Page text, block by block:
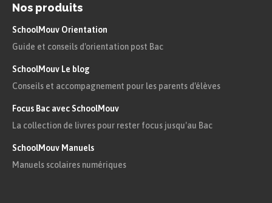
Ce triangle possède plusieurs propriétés souvent
exploitées dans les exercices de géométrie.
Nos produits
SchoolMouv Orientation
Guide et conseils d'orientation post Bac
SchoolMouv Le blog
Conseils et accompagnement pour les parents d'élèves
Focus Bac avec SchoolMouv
La collection de livres pour rester focus jusqu'au Bac
SchoolMouv Manuels
Manuels scolaires numériques